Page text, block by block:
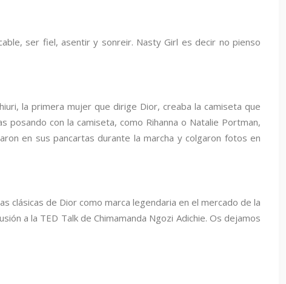
ser fiel, asentir y sonreir. Nasty Girl es decir no pienso
la primera mujer que dirige Dior, creaba la camiseta que
con la camiseta, como Rihanna o Natalie Portman,
en sus pancartas durante la marcha y colgaron fotos en
clásicas de Dior como marca legendaria en el mercado de la
a la TED Talk de Chimamanda Ngozi Adichie. Os dejamos